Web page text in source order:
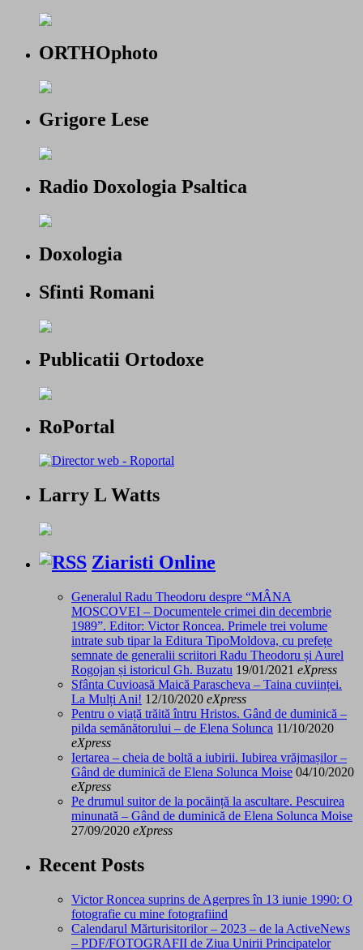
ORTHOphoto
Grigore Lese
Radio Doxologia Psaltica
Doxologia
Sfinti Romani
Publicatii Ortodoxe
RoPortal
Larry L Watts
Ziaristi Online
Generalul Radu Theodoru despre “MÂNA
MOSCOVEI – Documentele crimei din decembrie
1989”. Editor: Victor Roncea. Primele trei volume
intrate sub tipar la Editura TipoMoldova, cu prefețe
semnate de generalii scriitori Radu Theodoru și Aurel
Rogojan și istoricul Gh. Buzatu 19/01/2021 eXpress
Sfânta Cuvioasă Maică Parascheva – Taina cuviinței.
La Mulți Ani! 12/10/2020 eXpress
Pentru o viață trăită întru Hristos. Gând de duminică –
pilda semănătorului – de Elena Solunca 11/10/2020
eXpress
Iertarea – cheia de boltă a iubirii. Iubirea vrăjmașilor –
Gând de duminică de Elena Solunca Moise 04/10/2020
eXpress
Pe drumul suitor de la pocăință la ascultare. Pescuirea
minunată – Gând de duminică de Elena Solunca Moise
27/09/2020 eXpress
Recent Posts
Victor Roncea suprins de Agerpres în 13 iunie 1990: O
fotografie cu mine fotografiind
Calendarul Mărturisitorilor – 2023 – de la ActiveNews
– PDF/FOTOGRAFII de Ziua Unirii Principatelor